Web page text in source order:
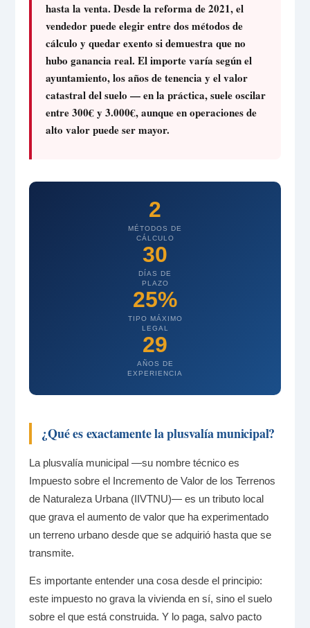
hasta la venta. Desde la reforma de 2021, el
vendedor puede elegir entre dos métodos de
cálculo y quedar exento si demuestra que no
hubo ganancia real. El importe varía según el
ayuntamiento, los años de tenencia y el valor
catastral del suelo — en la práctica, suele oscilar
entre 300€ y 3.000€, aunque en operaciones de
alto valor puede ser mayor.
2
MÉTODOS DE
CÁLCULO
30
DÍAS DE
PLAZO
25%
TIPO MÁXIMO
LEGAL
29
AÑOS DE
EXPERIENCIA
¿Qué es exactamente la plusvalía municipal?
La plusvalía municipal —su nombre técnico es
Impuesto sobre el Incremento de Valor de los Terrenos
de Naturaleza Urbana (IIVTNU)— es un tributo local
que grava el aumento de valor que ha experimentado
un terreno urbano desde que se adquirió hasta que se
transmite.
Es importante entender una cosa desde el principio:
este impuesto no grava la vivienda en sí, sino el suelo
sobre el que está construida. Y lo paga, salvo pacto